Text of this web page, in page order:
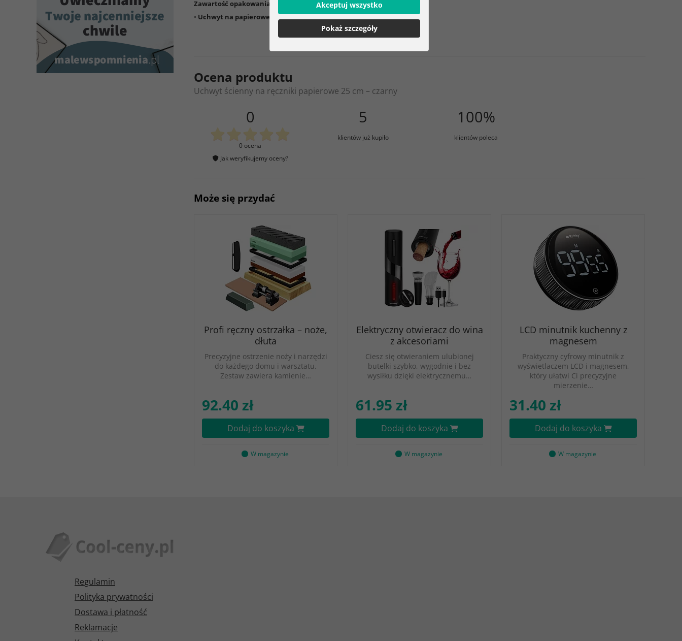
Zawartość opakowania:
• Uchwyt na papierowe ręczniki
Ocena produktu
Uchwyt ścienny na ręczniki papierowe 25 cm – czarny
0
0 ocena
Jak weryfikujemy oceny?
5
klientów już kupiło
100%
klientów poleca
Może się przydać
Profi ręczny ostrzałka – noże,
dłuta
Precyzyjne ostrzenie noży i narzędzi
do każdego domu i warsztatu.
Zestaw zawiera kamienie…
92.40 zł
Dodaj do koszyka
W magazynie
Elektryczny otwieracz do wina
z akcesoriami
Ciesz się otwieraniem ulubionej
butelki szybko, wygodnie i bez
wysiłku dzięki elektrycznemu…
61.95 zł
Dodaj do koszyka
W magazynie
LCD minutnik kuchenny z
magnesem
Praktyczny cyfrowy minutnik z
wyświetlaczem LCD i magnesem,
który ułatwi Ci precyzyjne
mierzenie…
31.40 zł
Dodaj do koszyka
W magazynie
Regulamin
Polityka prywatności
Dostawa i płatność
Reklamacje
Akceptuj wszystko
Pokaż szczegóły